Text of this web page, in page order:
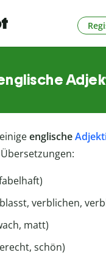
englische
verblichen,
matt)
schön)